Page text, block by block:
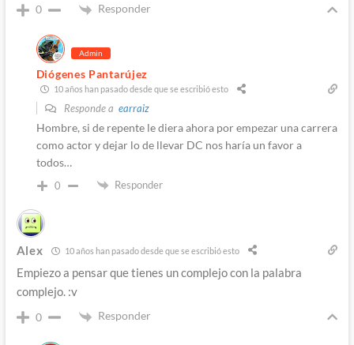
0 Responder
Admin
Diógenes Pantarújez
10 años han pasado desde que se escribió esto
Responde a earraiz
Hombre, si de repente le diera ahora por empezar una carrera
como actor y dejar lo de llevar DC nos haría un favor a
todos…
0 Responder
Alex 10 años han pasado desde que se escribió esto
Empiezo a pensar que tienes un complejo con la palabra
complejo. :v
0 Responder